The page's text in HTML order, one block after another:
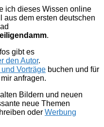
ich dieses Wissen online
aus dem ersten deutschen
.
gibt es
den Autor.
Vorträge buchen und für
anfragen.
Bildern und neuen
neue Themen
oder Werbung